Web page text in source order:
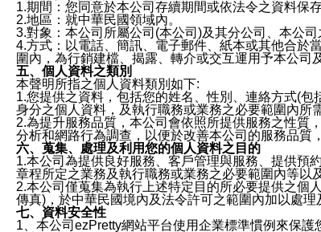
1.期間：您同意於本公司存續期間或依法令之資料保
2.地區：就中華民國領域內。
3.對象：本公司所屬公司(本公司)及其分公司、本公
4.方式：以電話、簡訊、電子郵件、紙本或其他合於
圍內，為行銷建檔、揭露、轉介或交互運用予本公司
五、個人資料之類別
本聲明所指之個人資料類別如下:
1.您提供之資料，包括您的姓名、性別、連絡方式(
身分之個人資料，及執行職務或業務之必要範圍內所
2.為提升服務品質，本公司會依照所提供服務之性質
分析和網路行為調查，以便於改善本公司的服務品質
六、蒐集、處理及利用您的個人資料之目的
1.本公司為提供良好服務、客戶管理與服務、提供預
章程所定之業務及執行職務或業務之必要範圍內等以
2.本公司僅蒐集為執行上述特定目的所必要提供之個
傳真)，於中華民國境內及法令許可之範圍內加以處理
七、資料安全性
1、本公司ezPretty網站平台使用企業標準慣例來保